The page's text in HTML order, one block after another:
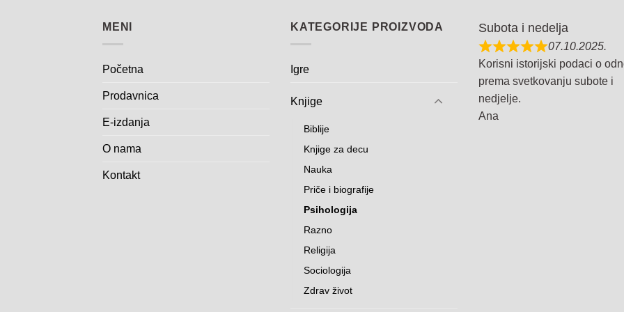
MENI
Početna
Prodavnica
E-izdanja
O nama
Kontakt
KATEGORIJE PROIZVODA
Igre
Knjige
Biblije
Knjige za decu
Nauka
Priče i biografije
Psihologija
Razno
Religija
Sociologija
Zdrav život
Subota i nedelja
07.10.2025.
Korisni istorijski podaci o
prema svetkovanju subote i
nedjelje.
Ana